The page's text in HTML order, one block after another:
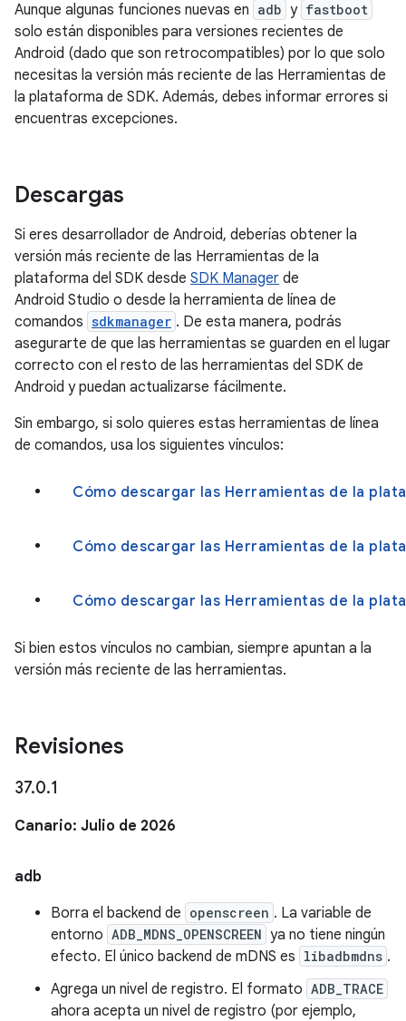
Aunque algunas funciones nuevas en adb y fastboot
solo están disponibles para versiones recientes de
Android (dado que son retrocompatibles) por lo que solo
necesitas la versión más reciente de las Herramientas de
la plataforma de SDK. Además, debes informar errores si
encuentras excepciones.
Descargas
Si eres desarrollador de Android, deberías obtener la
versión más reciente de las Herramientas de la
plataforma del SDK desde SDK Manager de
Android Studio o desde la herramienta de línea de
comandos sdkmanager . De esta manera, podrás
asegurarte de que las herramientas se guarden en el lugar
correcto con el resto de las herramientas del SDK de
Android y puedan actualizarse fácilmente.
Sin embargo, si solo quieres estas herramientas de línea
de comandos, usa los siguientes vínculos:
Cómo descargar las Herramientas de la
Cómo descargar las Herramientas de la
Cómo descargar las Herramientas de la
Si bien estos vínculos no cambian, siempre apuntan a la
versión más reciente de las herramientas.
Revisiones
37.0.1
Canario: Julio de 2026
adb
Borra el backend de openscreen . La variable de
entorno ADB_MDNS_OPENSCREEN ya no tiene ningún
efecto. El único backend de mDNS es libadbmdns .
Agrega un nivel de registro. El formato ADB_TRACE
ahora acepta un nivel de registro (por ejemplo,